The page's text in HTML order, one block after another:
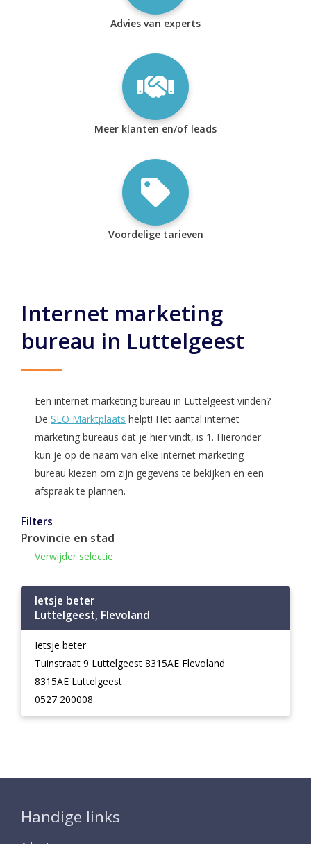
Advies van experts
Meer klanten en/of leads
Voordelige tarieven
Internet marketing
bureau in Luttelgeest
Een internet marketing bureau in Luttelgeest vinden?
De SEO Marktplaats helpt! Het aantal internet
marketing bureaus dat je hier vindt, is 1. Hieronder
kun je op de naam van elke internet marketing
bureau kiezen om zijn gegevens te bekijken en een
afspraak te plannen.
Filters
Provincie en stad
Verwijder selectie
Ietsje beter
Luttelgeest, Flevoland
Ietsje beter
Tuinstraat 9 Luttelgeest 8315AE Flevoland
8315AE Luttelgeest
0527 200008
Handige links